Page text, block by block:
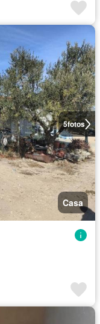
5fotos
Casa